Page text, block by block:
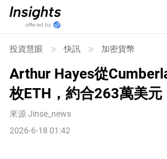
投資慧眼 快訊 加密貨幣
Arthur Hayes從
枚ETH，約合263萬美元
來源Jinse_news
2026-6-18 01:42